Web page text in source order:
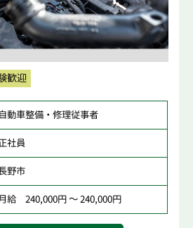
歓迎
自動車整備・修理従事者
社員
野市
給 240,000円 ～ 240,000円